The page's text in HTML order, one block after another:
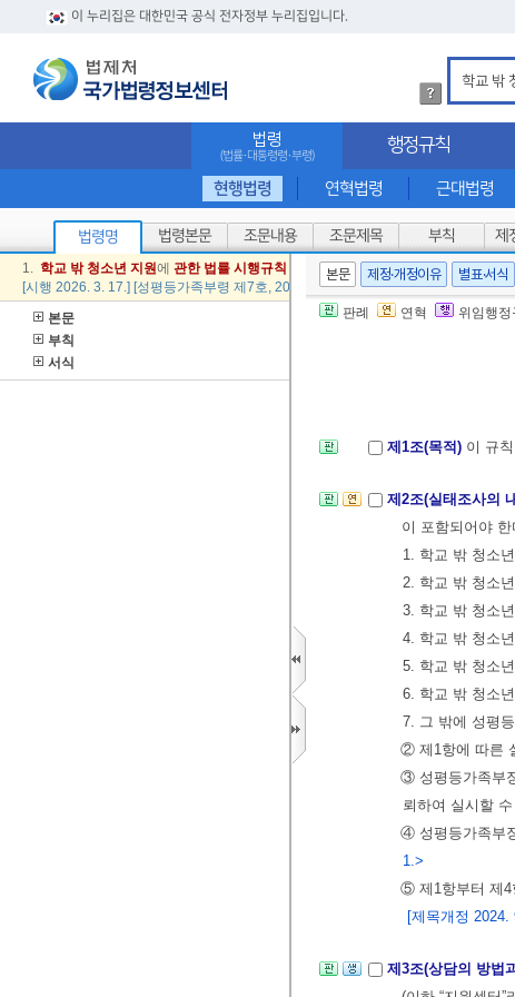
이 누리집은 대한민국 공식 전자정부 누리집입니다.
법
령
검
색
세
내
용
확
인
법령
(법률·대통령령·부령)
현행법령 연혁법령 근대법령
행정규칙
법령명 법령본문 조문내용 조문제목 부칙 제
1. 학교 밖 청소년 지원에 관한 법률 시행규칙
[시행 2026. 3. 17.] [성평등가족부령 제7호, 2026. 3. 17., 일부개정]
본문
부칙
서식
본문 제정·개정이유 별표·서식
판례 연혁 위임행정
제1조(목적) 이 규
제2조(실태조사의
이 포함되어야 한
1. 학교 밖 청소
2. 학교 밖 청소
3. 학교 밖 청소
4. 학교 밖 청소
5. 학교 밖 청소
6. 학교 밖 청소
7. 그 밖에 성평
② 제1항에 따른
③ 성평등가족부
뢰하여 실시할
④ 성평등가족부
1.>
⑤ 제1항부터 제4
[제목개정 2024.
제3조(상담의 방법